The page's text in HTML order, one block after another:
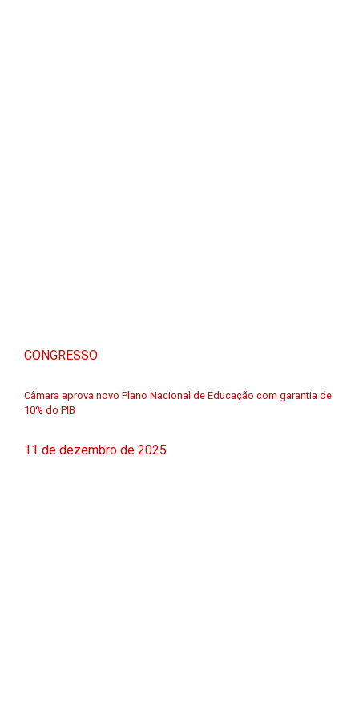
CONGRESSO
Câmara aprova novo Plano Nacional de Educação com garantia de
10% do PIB
11 de dezembro de 2025